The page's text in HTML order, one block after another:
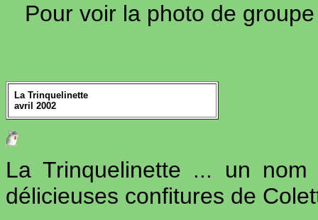
Pour voir la photo de
La Trinquelinette
avril 2002
La Trinquelinette ... un
délicieuses confitures de